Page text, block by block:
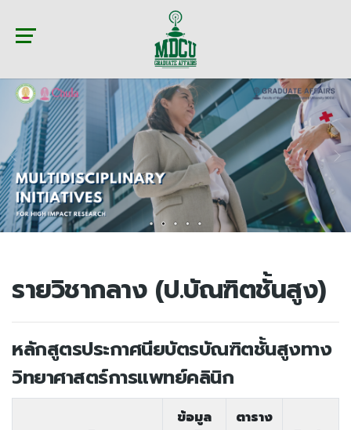
รายวิชากลาง (ป.บัณฑิตชั้นสูง)
หลักสูตรประกาศนียบัตรบัณฑิตชั้นสูงทาง
วิทยาศาสตร์การแพทย์คลินิก
ข้อมูล
ตาราง